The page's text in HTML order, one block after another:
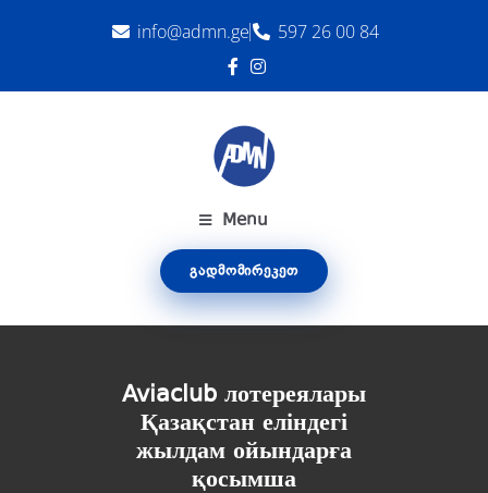
info@admn.ge 597 26 00 84
Menu
ᲒᲐᲓᲛᲝᲛᲘᲠᲔᲙᲔᲗ
Aviaclub лотереялары
Қазақстан еліндегі
жылдам ойындарға
қосымша